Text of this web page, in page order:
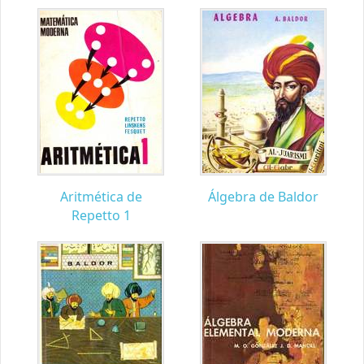
Aritmética de
Repetto 1
Álgebra de Baldor